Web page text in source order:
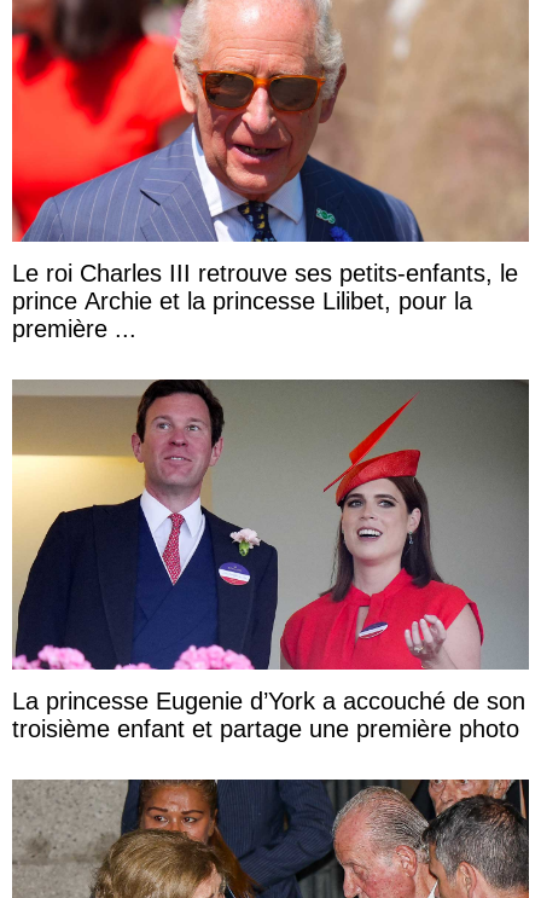
Le roi Charles III retrouve ses petits-enfants, le
prince Archie et la princesse Lilibet, pour la
première ...
La princesse Eugenie d’York a accouché de son
troisième enfant et partage une première photo